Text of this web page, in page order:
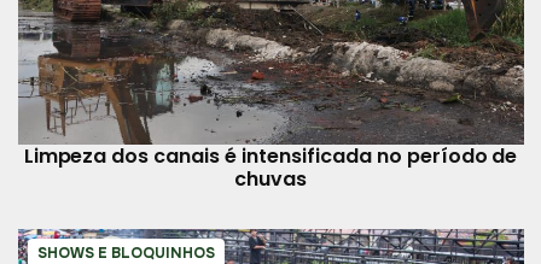
Limpeza dos canais é intensificada no período de
chuvas
SHOWS E BLOQUINHOS